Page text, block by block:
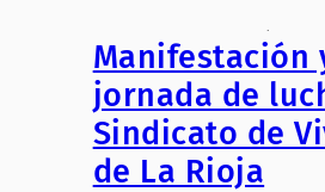
.
Manifestación
jornada de
Sindicato de
de La Rioja